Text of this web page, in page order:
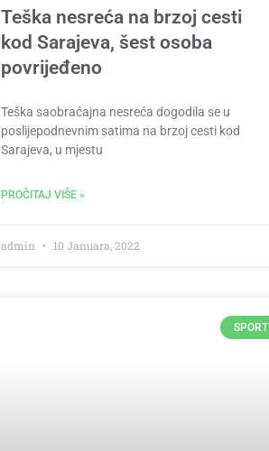
Teška nesreća na brzoj cesti
kod Sarajeva, šest osoba
povrijeđeno
Teška saobraćajna nesreća dogodila se u
poslijepodnevnim satima na brzoj cesti kod
Sarajeva, u mjestu
PROČITAJ VIŠE »
admin 10 Januara, 2022
SPORT